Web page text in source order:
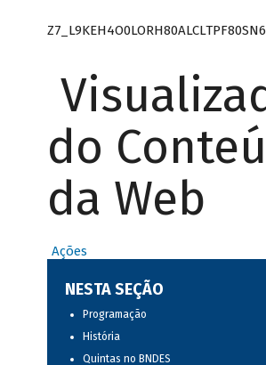
Z7_L9KEH4O0LORH80ALCLTPF80SN6
do
da Web
Ações
NESTA SEÇÃO
Programação
História
Quintas no BNDES